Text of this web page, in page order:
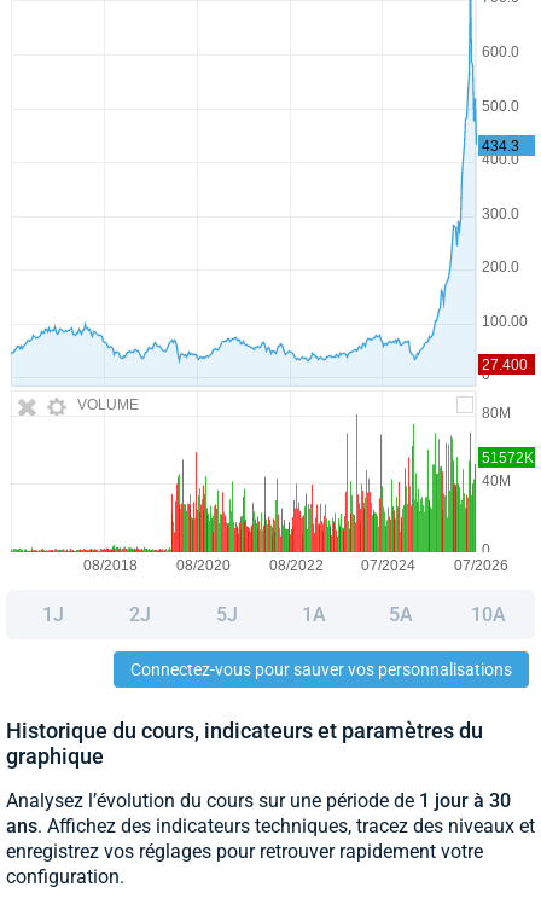
VOLUME
1J 2J 5J 1A 5A 10A
Connectez-vous pour sauver vos personnalisations
Historique du cours, indicateurs et paramètres du
graphique
Analysez l’évolution du cours sur une période de 1 jour à 30
ans. Affichez des indicateurs techniques, tracez des niveaux et
enregistrez vos réglages pour retrouver rapidement votre
configuration.